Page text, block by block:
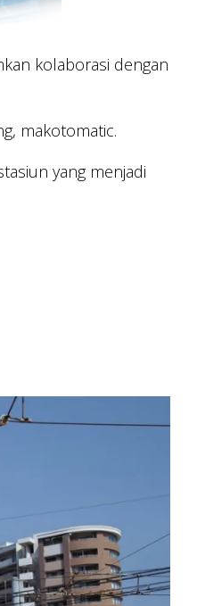
kolaborasi dengan
makotomatic.
yang menjadi